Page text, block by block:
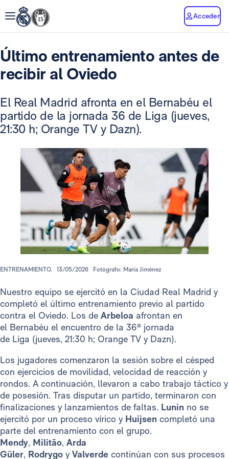
Acceder
Último entrenamiento antes de
recibir al Oviedo
El Real Madrid afronta en el Bernabéu el
partido de la jornada 36 de Liga (jueves,
21:30 h; Orange TV y Dazn).
ENTRENAMIENTO. 13/05/2026 Fotógrafo: María Jiménez
Nuestro equipo se ejercitó en la Ciudad Real Madrid y
completó el último entrenamiento previo al partido
contra el Oviedo. Los de Arbeloa afrontan en
el Bernabéu el encuentro de la 36ª jornada
de Liga (jueves, 21:30 h; Orange TV y Dazn).
Los jugadores comenzaron la sesión sobre el césped
con ejercicios de movilidad, velocidad de reacción y
rondos. A continuación, llevaron a cabo trabajo táctico y
de posesión. Tras disputar un partido, terminaron con
finalizaciones y lanzamientos de faltas. Lunin no se
ejercitó por un proceso vírico y Huijsen completó una
parte del entrenamiento con el grupo.
Mendy, Militão, Arda
Güler, Rodrygo yValverde continúan con sus procesos